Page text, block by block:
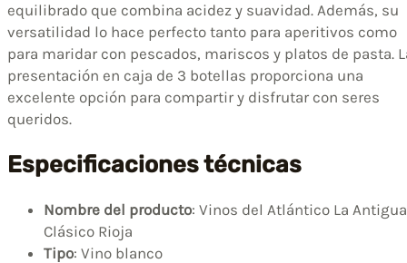
equilibrado que combina acidez y suavidad. Además, su
versatilidad lo hace perfecto tanto para aperitivos como
para maridar con pescados, mariscos y platos de pasta.
presentación en caja de 3 botellas proporciona una
excelente opción para compartir y disfrutar con seres
queridos.
Especificaciones técnicas
Nombre del producto: Vinos del Atlántico La Antigua
Clásico Rioja
Tipo: Vino blanco